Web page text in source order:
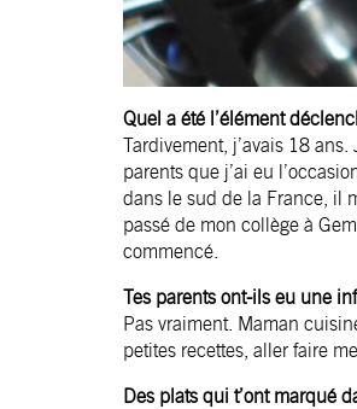
Quel a été l’élément
Tardivement, j’avais 18
parents que j’ai eu
dans le sud de la France, il
passé de mon collège à
commencé.
Tes parents ont-ils eu une
Pas vraiment. Maman
petites recettes, aller faire
Des plats qui t’ont marqué